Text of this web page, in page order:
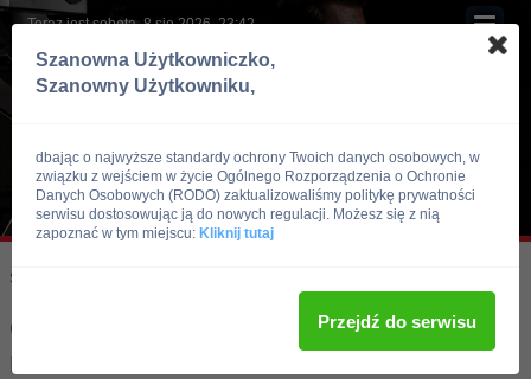
Teraz jest sobota, 8 sie 2026, 23:42
Skocz do:
Cwiczenia aerobowe w modzie czy tez
nie ?
Szanowna Użytkowniczko,
Szanowny Użytkowniku,
dbając o najwyższe standardy ochrony Twoich danych osobowych, w
związku z wejściem w życie Ogólnego Rozporządzenia o Ochronie
Danych Osobowych (RODO) zaktualizowaliśmy politykę prywatności
serwisu dostosowując ją do nowych regulacji. Możesz się z nią
zapoznać w tym miejscu: Kliknij tutaj
Przejdź do serwisu